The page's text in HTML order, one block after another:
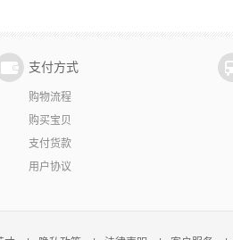
支付方式
购物流程
购买宝贝
支付货款
用户协议